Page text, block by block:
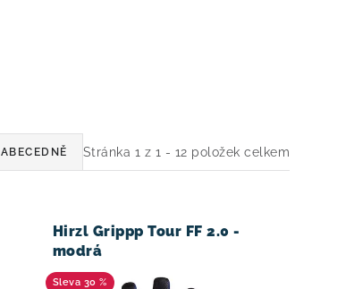
Stránka 1 z 1 - 12 položek celkem
ABECEDNĚ
Hirzl Grippp Tour FF 2.0 -
modrá
30 %